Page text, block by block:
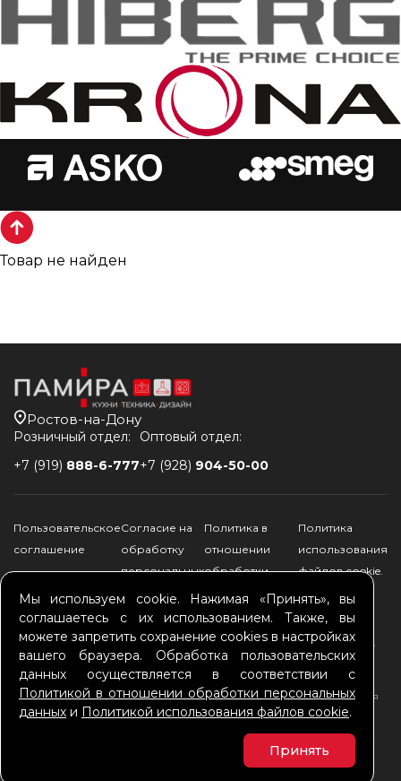
Товар не найден
Мы используем cookie. Нажимая «Принять», вы
соглашаетесь с их использованием. Также, вы
можете запретить сохранение cookies в настройках
вашего браузера. Обработка пользовательских
данных осуществляется в соответствии с
Политикой в отношении обработки персональных
данных и Политикой использования файлов соokie.
Принять
Ростов-на-Дону
Розничный отдел:
+7 (919) 888-6-777
Оптовый отдел:
+7 (928) 904-50-00
Пользовательское
соглашение
Согласие на
обработку
персональных
данных
Политика в
отношении
обработки
персональных
данных
Политика
использования
файлов соokie.
*Памира - официальный дилер Schulthess, Kuppersbusch, De Dietrich, ILVE,
Bertazzoni, ASKO, SMEG, Falmec, TEKA, Brandt, FRANKE, ALVEUS, GRAUDE,
HIBERG, ELIKOR, KRONA
Обращаем Ваше внимание на то, что данный сайт носит исключительно
информационный характер. Информация, указанная на сайте, не является
публичной офертой, определяемой положениями Статей 435 и 437
товаров, указанная на сайте, может быть изменена производителем в
одностроннем порядке. Изображения товаров на фотографиях,
представленных в каталоге на сайте, могут отличаться от оригиналов.